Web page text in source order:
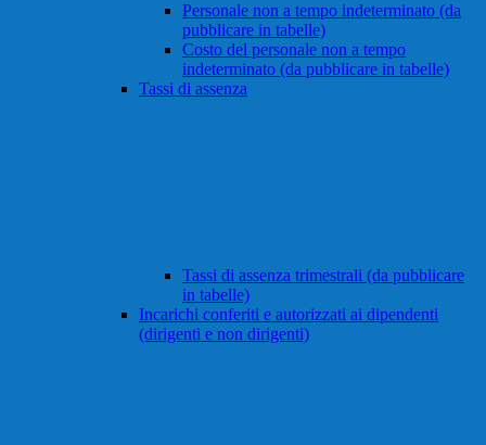
Personale non a tempo indeterminato (da
pubblicare in tabelle)
Costo del personale non a tempo
indeterminato (da pubblicare in tabelle)
Tassi di assenza
Tassi di assenza trimestrali (da pubblicare
in tabelle)
Incarichi conferiti e autorizzati ai dipendenti
(dirigenti e non dirigenti)